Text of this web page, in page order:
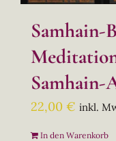
Samhain-
Samhain-
22,00 € inkl.
In den Warenkorb